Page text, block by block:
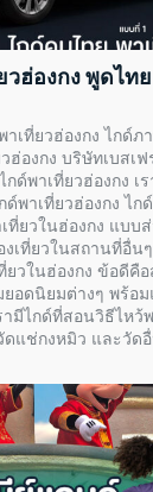
วฮ่องกง พูดไ
เที่ยวฮ่องกง ไกด์ภ
ฮ่องกง บริษัทเบสเ
ด์พาเที่ยวฮ่องกง เ
ด์พาเที่ยวฮ่องกง ไก
ที่ยวในฮ่องกง แบบ
งเที่ยวในสถานที่อื่น
วในฮ่องกง ข้อดีคื
ยอดนิยมต่างๆ พร้อ
มีไกด์ที่สอนวิธีไหว้
ดแช่กงหมิว และวัด